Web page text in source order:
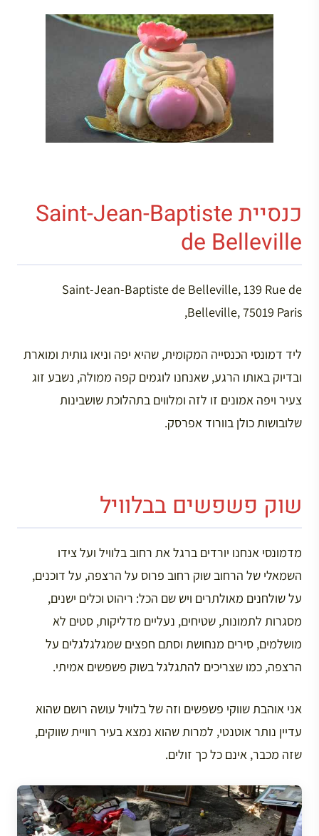
כנסיית Saint-Jean-Baptiste
de Belleville
Saint-Jean-Baptiste de Belleville, 139 Rue de
Belleville, 75019 Paris,
ליד דמונסי הכנסייה המקומית, שהיא יפה וניאו גותית ומוארת
ובדיוק באותו הרגע, שאנחנו לוגמים קפה ממולה, נשבע זוג
צעיר ויפה אמונים זו לזה ומלווים בתהלוכת שושבינות
שלובושות כולן בוורוד אפרסק.
שוק פשפשים בבלוויל
מדמונסי אנחנו יורדים ברגל את רחוב בלוויל ועל צידו
השמאלי של הרחוב שוק רחוב פרוס על הרצפה, על דוכנים,
על שולחנים מאולתרים ויש שם הכל: ריהוט וכלים ישנים,
מסגרות לתמונות, שטיחים, נעליים מדליקות, סטים לא
מושלמים, סירים מנחושת וסתם חפצים שמגלגלגלים על
הרצפה, כמו שצריכים להתגלגל בשוק פשפשים אמיתי.
אני אוהבת שווקי פשפשים וזה של בלוויל עושה רושם שהוא
עדיין נותר אוטנטי, למרות שהוא נמצא בעיר רוויית שווקים,
שזה מכבר, אינם כל כך זולים.